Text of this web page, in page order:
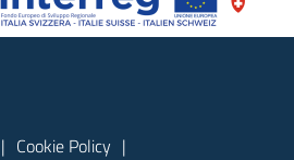
Cookie Policy